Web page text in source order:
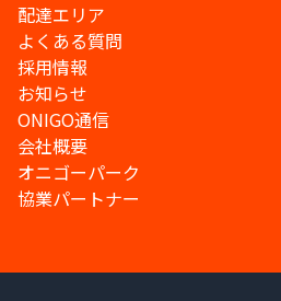
配達エリア
よくある質問
採用情報
お知らせ
ONIGO通信
会社概要
オニゴーパーク
協業パートナー